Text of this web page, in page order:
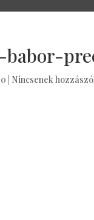
babor-
Nincsenek